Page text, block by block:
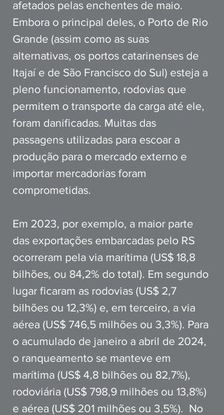
afetados pelas enchentes de maio.
Embora o principal deles, o Porto de Rio
Grande (assim como as suas
alternativas, os portos catarinenses de
Itajaí e de São Francisco do Sul) esteja a
pleno funcionamento, rodovias que
permitem o transporte da carga até ele,
foram danificadas. Muitas das
passagens utilizadas para escoar a
produção para o mercado externo e
importar mercadorias foram
comprometidas.
Em 2023, por exemplo, a maior parte
das exportações embarcadas pelo RS
ocorreram pela via marítima (US$ 18,8
bilhões, ou 84,2% do total). Em segundo
lugar ficaram as rodovias (US$ 2,7
bilhões ou 12,3%) e, em terceiro, a via
aérea (US$ 746,5 milhões ou 3,3%). Para
o acumulado de janeiro a abril de 2024,
o ranqueamento se manteve em
marítima (US$ 4,8 bilhões ou 82,7%),
rodoviária (US$ 798,9 milhões ou 13,8%)
e aérea (US$ 201 milhões ou 3,5%).  No